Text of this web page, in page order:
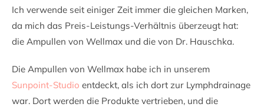
Ich verwende seit einiger Zeit immer die gleichen Marken,
da mich das Preis-Leistungs-Verhältnis überzeugt hat:
die Ampullen von Wellmax und die von Dr. Hauschka.
Die Ampullen von Wellmax habe ich in unserem
Sunpoint-Studio entdeckt, als ich dort zur Lymphdrainage
war. Dort werden die Produkte vertrieben, und die